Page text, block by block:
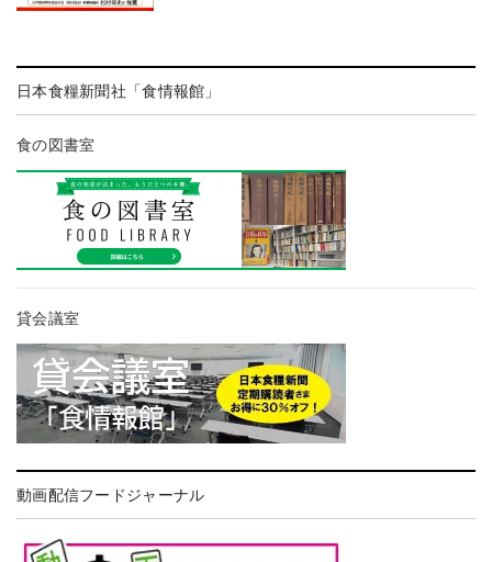
日本食糧新聞社「食情報館」
食の図書室
貸会議室
動画配信フードジャーナル